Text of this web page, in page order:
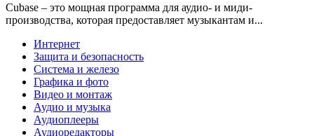
Cubase – это мощная программа для аудио- и миди-
производства, которая предоставляет музыкантам и...
Интернет
Защита и безопасность
Система и железо
Графика и фото
Видео и монтаж
Аудио и музыка
Аудиоплееры
Аудиоредакторы